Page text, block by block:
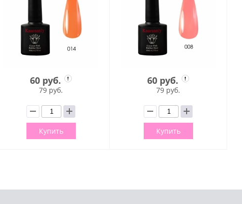
60 руб.
79 руб.
Купить
60 руб.
79 руб.
Купить